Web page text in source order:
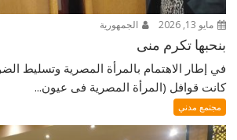
مايو 13, 2026 الجمهورية
بنحبها تكرم منى
في إطار الاهتمام بالمرأة المصرية وتسليط
كانت قوافل (المرأة المصرية فى عيون...
مجتمع مدني